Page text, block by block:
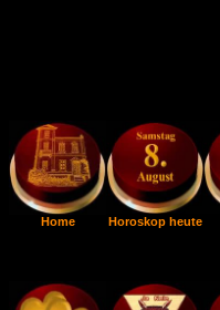
Home Horoskop heute